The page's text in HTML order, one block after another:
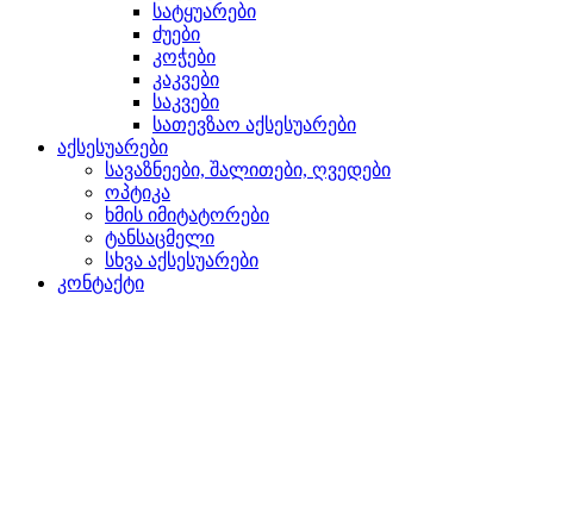
სატყუარები
ძუები
კოჭები
კაკვები
საკვები
სათევზაო აქსესუარები
აქსესუარები
სავაზნეები, შალითები, ღვედები
ოპტიკა
ხმის იმიტატორები
ტანსაცმელი
სხვა აქსესუარები
კონტაქტი